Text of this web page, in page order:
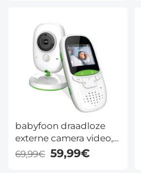
met 18x Nano
Coating(Nano Klear)
babyfoon draadloze
externe camera video,
2.4 GHz WiFi,
69,99€ 59,99€